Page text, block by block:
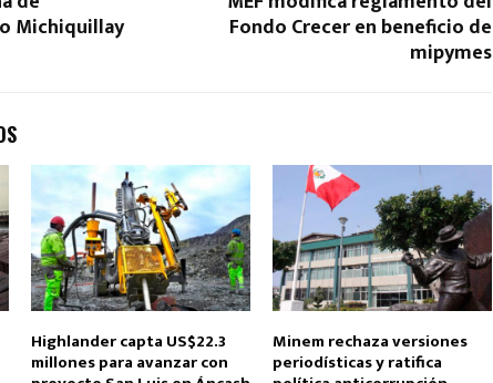
Michiquillay Fondo Crecer en beneficio de
mipymes
Highlander capta US$22.3
millones para avanzar con
Minem rechaza versiones
periodísticas y ratifica